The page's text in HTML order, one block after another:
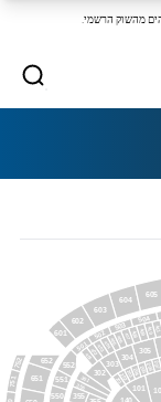
מהשוק הרשמי.
101
140
201202203204205206207
301
302
303
304
305
355
356
401402403404405406407408409410411
501
502
503
504
550
551
552
601
602
603
604
605
651
652
751
752